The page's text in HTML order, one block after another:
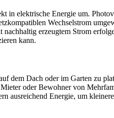
in elektrische Energie um.
Wechselstrom
erzeugtem Strom
kann.
Dach oder im Garten zu
oder Bewohner von
ausreichend Energie, um